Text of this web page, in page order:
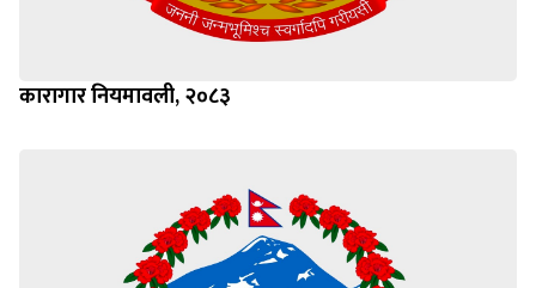
कारागार नियमावली, २०८३